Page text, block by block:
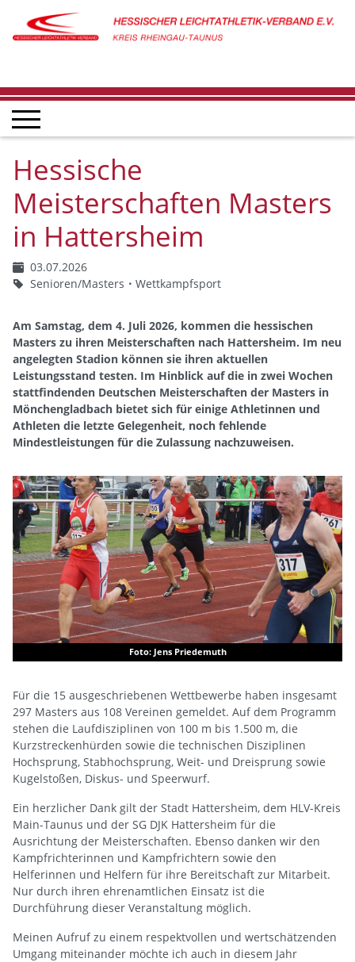
Hessische
Meisterschaften Masters
in Hattersheim
03.07.2026
Senioren/Masters
Wettkampfsport
Am Samstag, dem 4. Juli 2026, kommen die hessischen
Masters zu ihren Meisterschaften nach Hattersheim. Im neu
angelegten Stadion können sie ihren aktuellen
Leistungsstand testen. Im Hinblick auf die in zwei Wochen
stattfindenden Deutschen Meisterschaften der Masters in
Mönchengladbach bietet sich für einige Athletinnen und
Athleten die letzte Gelegenheit, noch fehlende
Mindestleistungen für die Zulassung nachzuweisen.
Foto: Jens Priedemuth
Für die 15 ausgeschriebenen Wettbewerbe haben insgesamt
297 Masters aus 108 Vereinen gemeldet. Auf dem Programm
stehen die Laufdisziplinen von 100 m bis 1.500 m, die
Kurzstreckenhürden sowie die technischen Disziplinen
Hochsprung, Stabhochsprung, Weit- und Dreisprung sowie
Kugelstoßen, Diskus- und Speerwurf.
Ein herzlicher Dank gilt der Stadt Hattersheim, dem HLV-Kreis
Main-Taunus und der SG DJK Hattersheim für die
Ausrichtung der Meisterschaften. Ebenso danken wir den
Kampfrichterinnen und Kampfrichtern sowie den
Helferinnen und Helfern für ihre Bereitschaft zur Mitarbeit.
Nur durch ihren ehrenamtlichen Einsatz ist die
Durchführung dieser Veranstaltung möglich.
Meinen Aufruf zu einem respektvollen und wertschätzenden
Umgang miteinander möchte ich auch in diesem Jahr